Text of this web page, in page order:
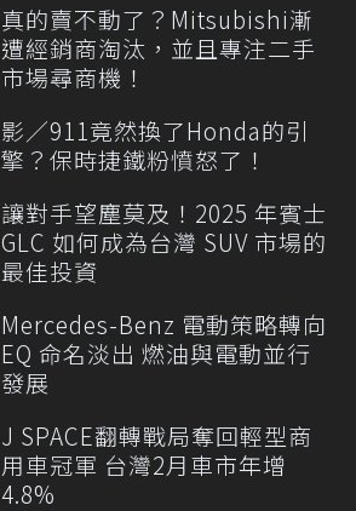
真的賣不動了？Mitsubishi漸
遭經銷商淘汰，並且專注二手
市場尋商機！
影／911竟然換了Honda的引
擎？保時捷鐵粉憤怒了！
讓對手望塵莫及！2025 年賓士
GLC 如何成為台灣 SUV 市場的
最佳投資
Mercedes-Benz 電動策略轉向
EQ 命名淡出 燃油與電動並行
發展
J SPACE翻轉戰局奪回輕型商
用車冠軍 台灣2月車市年增
4.8%